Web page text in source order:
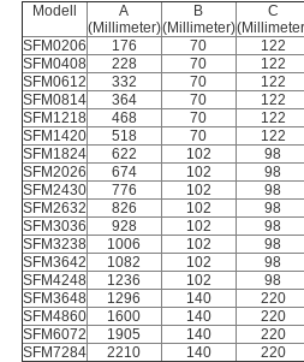
Modell
A
(Millimeter)
B
(Millimeter)
C
SFM0206
176 70 122
SFM0408
228 70 122
SFM0612
332 70 122
SFM0814
364 70 122
SFM1218
468 70 122
SFM1420
518 70 122
SFM1824
622 102 98
SFM2026
674 102 98
SFM2430
776 102 98
SFM2632
826 102 98
SFM3036
928 102 98
SFM3238
1006 102 98
SFM3642
1082 102 98
SFM4248
1236 102 98
SFM3648
1296 140 220
SFM4860
1600 140 220
SFM6072
1905 140 220
SFM7284
2210 140 220